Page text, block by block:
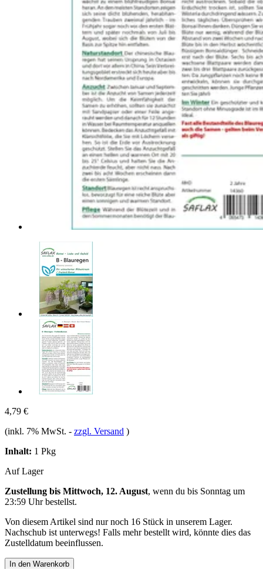
4,79 €
(inkl. 7% MwSt. - zzgl. Versand )
Inhalt: 1 Pkg
Auf Lager
Zustellung bis Mittwoch, 12. August, wenn du bis Sonntag um
23:59 Uhrbestellst.
Von diesem Artikel sind nur noch 16 Stück in unserem Lager.
Nachschub ist unterwegs! Falls mehr bestellt wird, könnte dies das
Zustelldatum beeinflussen.
In den Warenkorb